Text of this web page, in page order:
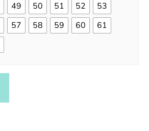
49 50 51 52
53
57 58 59 60
61